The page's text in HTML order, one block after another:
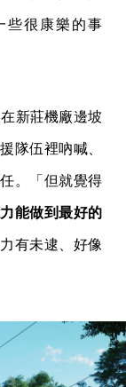
些很康樂的事
新莊機廠邊坡
隊伍裡吶喊、
。「但就覺得
能做到最好的
有未逮、好像